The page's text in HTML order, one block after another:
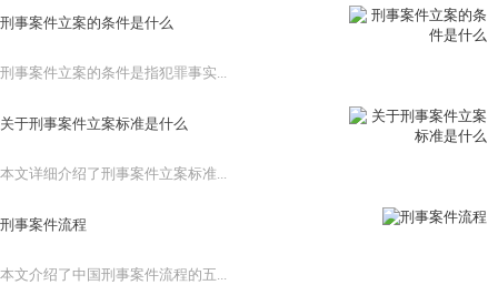
刑事案件立案的条件是什么
刑事案件立案的条件是指犯罪事实...
关于刑事案件立案标准是什么
本文详细介绍了刑事案件立案标准...
刑事案件流程
本文介绍了中国刑事案件流程的五...